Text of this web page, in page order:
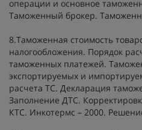
операции и основное
Таможенный брокер.
8.Таможенная стоимость
налогообложения. Порядок
таможенных платежей.
экспортируемых и
расчета ТС. Декларация
Заполнение ДТС.
КТС. Инкотермс – 2000.